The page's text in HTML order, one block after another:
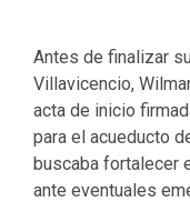
Antes de finalizar
Villavicencio,
acta de inicio
para el acueducto
buscaba fortalecer
ante eventuales